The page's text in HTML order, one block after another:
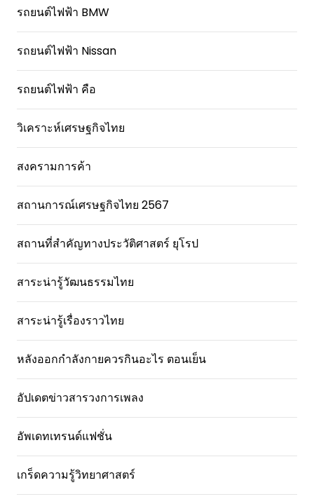
รถยนต์ไฟฟ้า BMW
รถยนต์ไฟฟ้า Nissan
รถยนต์ไฟฟ้า คือ
วิเคราะห์เศรษฐกิจไทย
สงครามการค้า
สถานการณ์เศรษฐกิจไทย 2567
สถานที่สําคัญทางประวัติศาสตร์ ยุโรป
สาระน่ารู้วัฒนธรรมไทย
สาระน่ารู้เรื่องราวไทย
หลังออกกําลังกายควรกินอะไร ตอนเย็น
อัปเดตข่าวสารวงการเพลง
อัพเดทเทรนด์แฟชั่น
เกร็ดความรู้วิทยาศาสตร์